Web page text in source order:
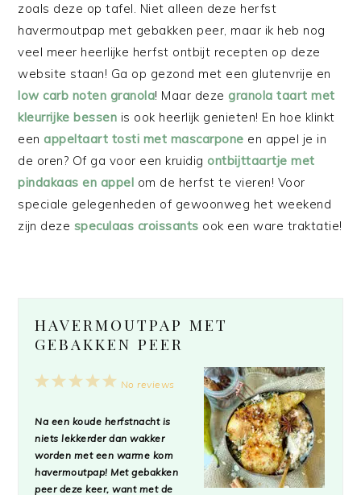
zoals deze op tafel. Niet alleen deze herfst
havermoutpap met gebakken peer, maar ik heb nog
veel meer heerlijke herfst ontbijt recepten op deze
website staan! Ga op gezond met een glutenvrije en
low carb noten granola! Maar dezegranola taart met
kleurrijke bessen is ook heerlijk genieten! En hoe klinkt
eenappeltaart tosti met mascarpone en appel je in
de oren? Of ga voor een kruidigontbijttaartje met
pindakaas en appel om de herfst te vieren! Voor
speciale gelegenheden of gewoonweg het weekend
zijn deze speculaas croissants ook een ware traktatie!
HAVERMOUTPAP MET
GEBAKKEN PEER
5
4
3
2
1
No reviews
Na een koude herfstnacht is
niets lekkerder dan wakker
worden met een warme kom
havermoutpap! Met gebakken
peer deze keer, want met de